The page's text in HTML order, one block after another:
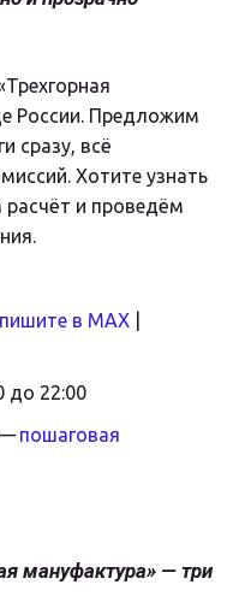
России. Предложим
сразу, всё
Хотите узнать
расчёт и проведём
в MAX |
до 22:00
— пошаговая
мануфактура» — три